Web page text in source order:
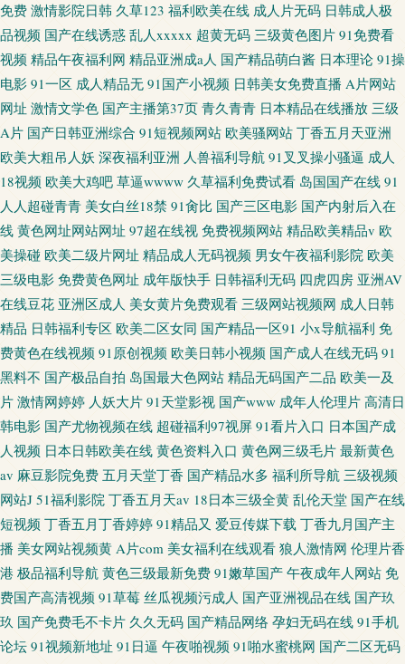
免费 激情影院日韩 久草123 福利欧美在线 成人片无码 日韩成人极
品视频 国产在线诱惑 乱人xxxxx 超黄无码 三级黄色图片 91免费看
视频 精品午夜福利网 精品亚洲成a人 国产精品萌白酱 日本理论 91操
电影 91一区 成人精品无 91国产小视频 日韩美女免费直播 A片网站
网址 激情文学色 国产主播第37页 青久青青 日本精品在线播放 三级
A片 国产日韩亚洲综合 91短视频网站 欧美骚网站 丁香五月天亚洲
欧美大粗吊人妖 深夜福利亚洲 人兽福利导航 91叉叉操小骚逼 成人
18视频 欧美大鸡吧 草逼wwww 久草福利免费试看 岛国国产在线 91
人人超碰青青 美女白丝18禁 91肏比 国产三区电影 国产内射后入在
线 黄色网址网站网址 97超在线视 免费视频网站 精品欧美精品v 欧
美操碰 欧美二级片网址 精品成人无码视频 男女午夜福利影院 欧美
三级电影 免费黄色网址 成年版快手 日韩福利无码 四虎四房 亚洲AV
在线豆花 亚洲区成人 美女黄片免费观看 三级网站视频网 成人日韩
精品 日韩福利专区 欧美二区女同 国产精品一区91 小x导航福利 免
费黄色在线视频 91原创视频 欧美日韩小视频 国产成人在线无码 91
黑料不 国产极品自拍 岛国最大色网站 精品无码国产二品 欧美一及
片 激情网婷婷 人妖大片 91天堂影视 国产www 成年人伦理片 高清日
韩电影 国产尤物视频在线 超碰福利97视屏 91看片入口 日本国产成
人视频 日本日韩欧美在线 黄色资料入口 黄色网三级毛片 最新黄色
av 麻豆影院免费 五月天堂丁香 国产精品水多 福利所导航 三级视频
网站J 51福利影院 丁香五月天av 18日本三级全黄 乱伦天堂 国产在线
短视频 丁香五月丁香婷婷 91精品又 爱豆传媒下载 丁香九月国产主
播 美女网站视频黄 A片com 美女福利在线观看 狼人激情网 伦理片香
港 极品福利导航 黄色三级最新免费 91嫩草国产 午夜成年人网站 免
费国产高清视频 91草莓 丝瓜视频污成人 国产亚洲视品在线 国产玖
玖 国产免费毛不卡片 久久无码 国产精品网络 孕妇无码在线 91手机
论坛 91视频新地址 91日逼 午夜啪视频 91啪水蜜桃网 国产二区无码